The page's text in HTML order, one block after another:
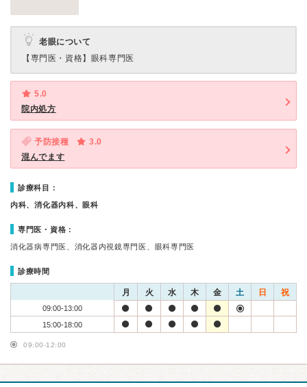
老眼について
【専門医・資格】 眼科専門医
5.0
院内処方
予防接種
3.0
混んでます
診療科目：
内科、消化器内科、眼科
専門医・資格：
消化器病専門医、消化器内視鏡専門医、眼科専門医
診療時間
月 火 水 木 金 土 日 祝
09:00-13:00
15:00-18:00
09:00-12:00